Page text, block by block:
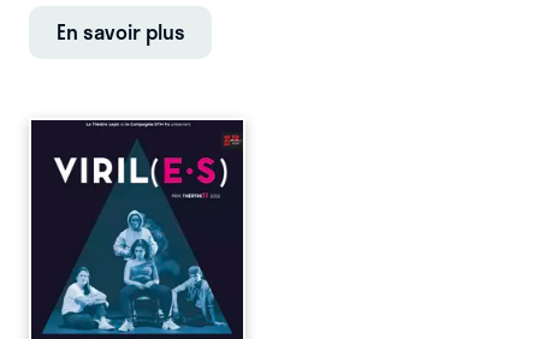
En savoir plus